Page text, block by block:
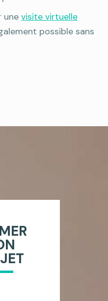
une visite virtuelle
possible sans